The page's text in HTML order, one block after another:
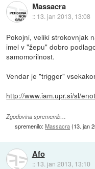
Massacra
:: 13. jan 2013, 13:08
Pokojni, veliki strokovnjak
imel v "žepu" dobro
samomorilnost.
Vendar je "trigger"
http://www.iam.upr.si/sl/
Zgodovina sprememb…
spremenilo:Massacra(13. jan
Afo
:: 13. jan 2013, 13:10